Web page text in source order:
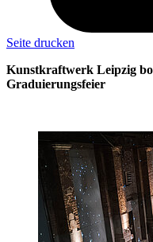
Seite drucken
Kunstkraftwerk Leipzig
Graduierungsfeier